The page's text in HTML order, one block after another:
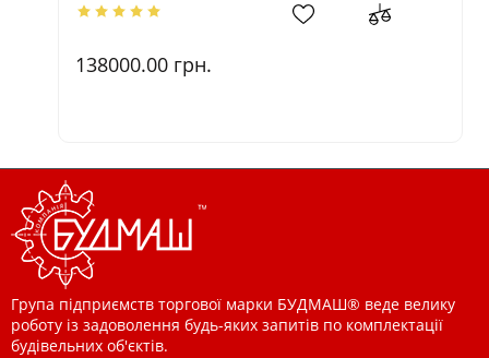
138000.00 грн.
Група підприємств торгової марки БУДМАШ® веде велику
роботу із задоволення будь-яких запитів по комплектації
будівельних об'єктів.